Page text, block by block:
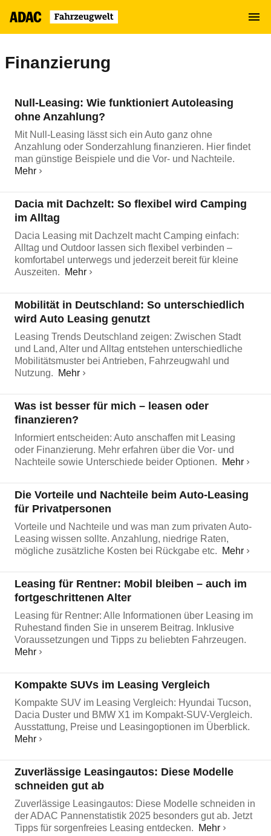
MENÜ
Finanzierung
Null-Leasing: Wie funktioniert Autoleasing
ohne Anzahlung?
Mit Null-Leasing lässt sich ein Auto ganz ohne
Anzahlung oder Sonderzahlung finanzieren. Hier findet
man günstige Beispiele und die Vor- und Nachteile.
Mehr
Dacia mit Dachzelt: So flexibel wird Camping
im Alltag
Dacia Leasing mit Dachzelt macht Camping einfach:
Alltag und Outdoor lassen sich flexibel verbinden –
komfortabel unterwegs und jederzeit bereit für kleine
Auszeiten.
Mehr
Mobilität in Deutschland: So unterschiedlich
wird Auto Leasing genutzt
Leasing Trends Deutschland zeigen: Zwischen Stadt
und Land, Alter und Alltag entstehen unterschiedliche
Mobilitätsmuster bei Antrieben, Fahrzeugwahl und
Nutzung.
Mehr
Was ist besser für mich – leasen oder
finanzieren?
Informiert entscheiden: Auto anschaffen mit Leasing
oder Finanzierung. Mehr erfahren über die Vor- und
Nachteile sowie Unterschiede beider Optionen.
Mehr
Die Vorteile und Nachteile beim Auto-Leasing
für Privatpersonen
Vorteile und Nachteile und was man zum privaten Auto-
Leasing wissen sollte. Anzahlung, niedrige Raten,
mögliche zusätzliche Kosten bei Rückgabe etc.
Mehr
Leasing für Rentner: Mobil bleiben – auch im
fortgeschrittenen Alter
Leasing für Rentner: Alle Informationen über Leasing im
Ruhestand finden Sie in unserem Beitrag. Inklusive
Voraussetzungen und Tipps zu beliebten Fahrzeugen.
Mehr
Kompakte SUVs im Leasing Vergleich
Kompakte SUV im Leasing Vergleich: Hyundai Tucson,
Dacia Duster und BMW X1 im Kompakt-SUV-Vergleich.
Ausstattung, Preise und Leasingoptionen im Überblick.
Mehr
Zuverlässige Leasingautos: Diese Modelle
schneiden gut ab
Zuverlässige Leasingautos: Diese Modelle schneiden in
der ADAC Pannenstatistik 2025 besonders gut ab. Jetzt
Tipps für sorgenfreies Leasing entdecken.
Mehr